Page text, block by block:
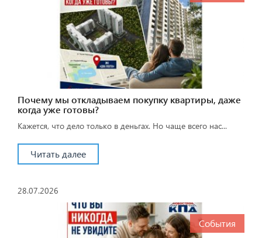
Почему мы откладываем покупку квартиры, даже
когда уже готовы?
Кажется, что дело только в деньгах. Но чаще всего нас...
Читать далее
28.07.2026
События